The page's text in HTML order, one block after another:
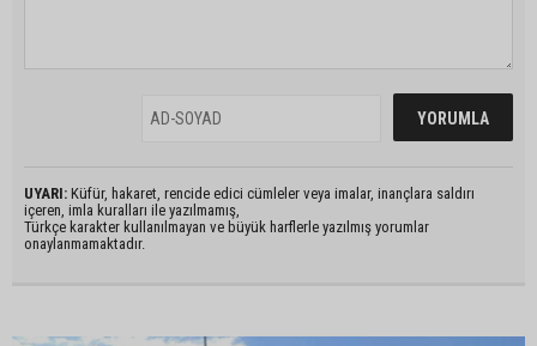
UYARI: Küfür, hakaret, rencide edici cümleler veya imalar, inançlara saldırı
içeren, imla kuralları ile yazılmamış,
Türkçe karakter kullanılmayan ve büyük harflerle yazılmış yorumlar
onaylanmamaktadır.